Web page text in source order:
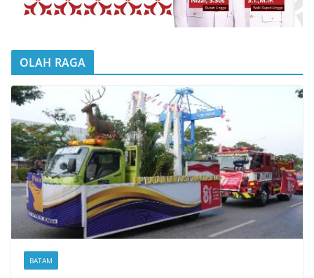
OLAH RAGA
BATAM